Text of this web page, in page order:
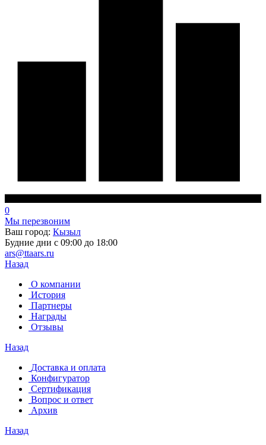
0
Мы перезвоним
Ваш город: Кызыл
Будние дни с 09:00 до 18:00
ars@ttaars.ru
Назад
О компании
История
Партнеры
Награды
Отзывы
Назад
Доставка и оплата
Конфигуратор
Сертификация
Вопрос и ответ
Архив
Назад